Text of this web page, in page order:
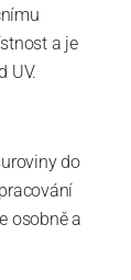
a je
UV.
do
osobně a